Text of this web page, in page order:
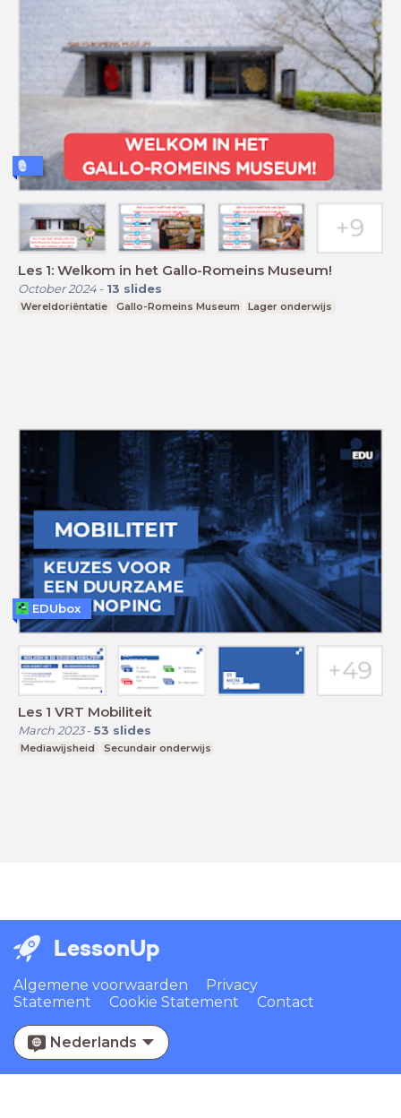
Les 1: Welkom in het Gallo-Romeins Museum!
October 2024- 13 slides
Wereldoriëntatie Gallo-Romeins Museum Lager onderwijs
Les 1 VRT Mobiliteit
March 2023- 53 slides
Mediawijsheid Secundair onderwijs
EDUbox
LessonUp
Algemene voorwaarden
Privacy
Statement
Cookie Statement Contact
Nederlands